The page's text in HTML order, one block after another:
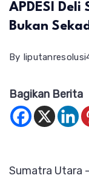
APDESI
Bukan
By liputanresolusi
Bagikan Berita
Sumatra Utara